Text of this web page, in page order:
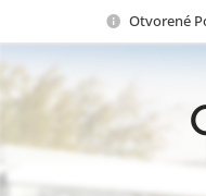
Otvorené